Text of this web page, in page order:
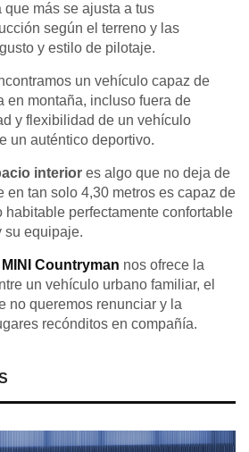
más se ajusta a tus
según el terreno y las
y estilo de pilotaje.
un vehículo capaz de
en montaña, incluso fuera de
y flexibilidad de un vehículo
un auténtico deportivo.
interior es algo que no deja de
en tan solo 4,30 metros es capaz de
habitable perfectamente confortable
su equipaje.
MINI Countryman nos ofrece la
un vehículo urbano familiar, el
no queremos renunciar y la
recónditos en compañía.